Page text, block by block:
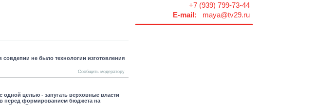
совдепии не было технологии изготовления
Сообщить модератору
целью - запугать верховные власти
перед формированием бюджета на
+7 (939) 799-73-44
E-mail: maya@tv29.ru